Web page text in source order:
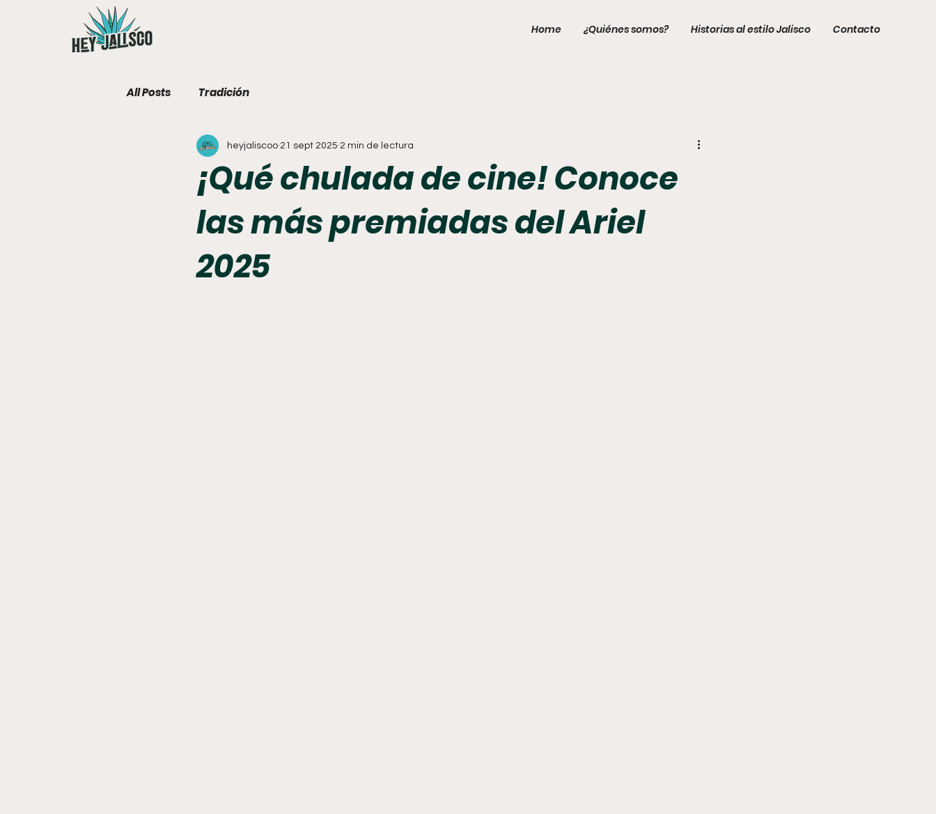
Home ¿Quiénes somos? Historias al estilo Jalisco Contacto
All Posts Tradición
¡Qué chulada de cine! Conoce
las más premiadas del Ariel
2025
heyjaliscoo 21 sept 2025 2 min de lectura